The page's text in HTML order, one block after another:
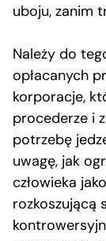
uboju, zanim
Należy do
opłacanych
korporacje,
procederze i
potrzebę
uwagę, jak
człowieka
rozkoszującą